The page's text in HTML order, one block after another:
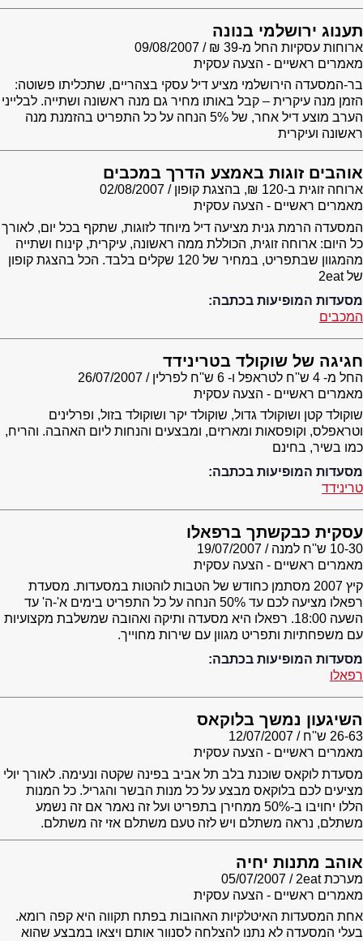
תענוג ירושלמי בנונה
ארוחות עסקיות החל מ-39 ₪
09/08/2007
מאמרים ראשיים - הצעה עסקית
בר-המסעדה הירושלמי מציע דיל עסקי בצהריים, שתכליתו פשוטה:
הזמן מנה עיקרית – קבל באותו מחיר גם מנה ראשונה ושתייה. לבלייני
הערב מוצע דיל אחר, של 5% הנחה על כל התפריט בהזמנת מנה
ראשונה ועיקרית
אוהבים זוגות באמצע הדרך במכבים
ארוחה זוגית ב-120 ₪, בהצגת קופון
02/08/2007
מאמרים ראשיים - הצעה עסקית
המסעדה הרמת גנית מציעה דיל מיוחד לזוגות, שתקף בכל יום, לאורך
כל היום: ארוחה זוגית, הכוללת ממה ראשונה, עיקרית, קינוח ושתייה
מהמגוון שבתפריט, במחיר של 120 שקלים בלבד. הכל בהצגת קופון
של 2eat
מסעדות המופיעות בכתבה:
המכבים
חגיגה של שוקולד בטרינידד
החל מ- 4 ש''ח לטראפל ו- 6 ש''ח לפרלין
26/07/2007
מאמרים ראשיים - הצעה עסקית
שוקולד קטן ושוקולד גדול, שוקולד יקר ושוקולד בזול, ופרלינים
וטראפלס, וקופסאות ומארזים, ומבצעים והנחות ליום האהבה. והריח,
כמו בשיר, בחינם
מסעדות המופיעות בכתבה:
טרינידד
עסקית כבקשתך ברפאלו
10-30 ש''ח למנה
19/07/2007
מאמרים ראשיים - הצעה עסקית
קיץ 2007 מסתמן כחודש של הטבות לוהטות במסעדות. מסעדת
רפאלו מציעה לכם עד 50% הנחה על כל התפריט בימים א'-ה' עד
השעה 18:00. רפאלו היא מסעדה ותיקה ואהובה שמשלבת מקצועיות
עם משפחתיות ותפריט מגוון עם שירות מחוייך.
מסעדות המופיעות בכתבה:
רפאלו
השיגעון נמשך בלוקאס
26-63 ש''ח
12/07/2007
מאמרים ראשיים - הצעה עסקית
מסעדת לוקאס שוכנת בלב תל אביב בפינה שקטה ונעימה. לאורך יולי
מציעים לכם בלוקאס מבצע על כל מנות הבשר והגריל. כל המנות
הללו יחויבו ב-50% ממחירן בתפריט ועל זה נאמר אם זה נשמע
משתלם, נראה משתלם ויש לזה טעם משתלם אזי זה משתלם.
אוהב מתנות יחיה
מערכת 2eat
05/07/2007
מאמרים ראשיים - הצעה עסקית
אחת המסעדות האיטלקיות האהובות בפתח תקווה היא קפה רומא.
בעלי המסעדה לא נתנו להצלחה לסנוור אותם ויצאו במבצע שהוא